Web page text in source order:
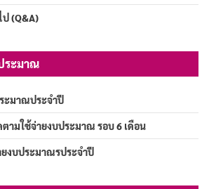
(Q&A)
ระมาณ
ะมาณประจำปี
ตามใช้จ่ายงบประมาณ รอบ 6 เดือน
ยงบประมาณรประจำปี